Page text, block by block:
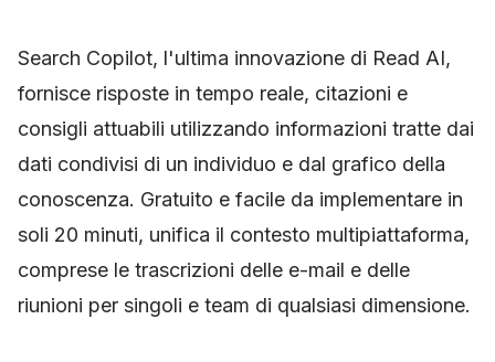
Search Copilot, l'ultima innovazione di Read AI,
fornisce risposte in tempo reale, citazioni e
consigli attuabili utilizzando informazioni tratte dai
dati condivisi di un individuo e dal grafico della
conoscenza. Gratuito e facile da implementare in
soli 20 minuti, unifica il contesto multipiattaforma,
comprese le trascrizioni delle e-mail e delle
riunioni per singoli e team di qualsiasi dimensione.